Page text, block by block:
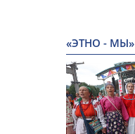
«ЭТНО - МЫ»